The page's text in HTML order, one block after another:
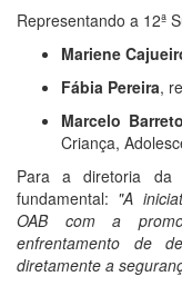
Representando a 12ª
Mariene
Fábia Pereira,
Marcelo Barreto
Criança,
Para a diretoria da
fundamental: "A
OAB com a
enfrentamento de
diretamente a